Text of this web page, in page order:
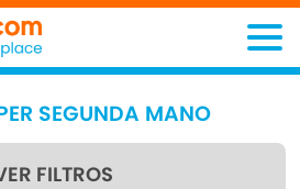
SEGUNDA MANO
FILTROS